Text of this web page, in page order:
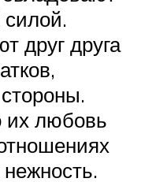
друг друга
их любовь
нежность.